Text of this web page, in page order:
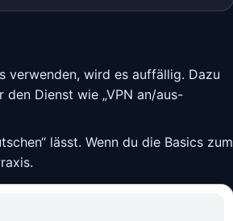
verwenden, wird es auffällig. Dazu
Dienst wie „VPN an/aus-
lässt. Wenn du die Basics zum